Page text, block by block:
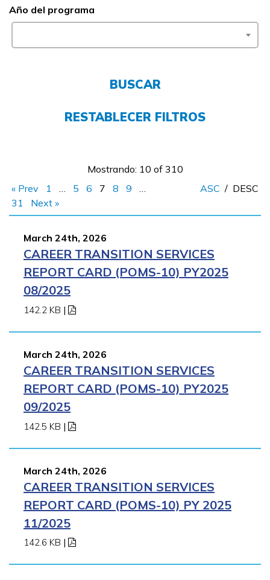
CONECTARSE
COMIENZA YA
Año del programa
BUSCAR
RESTABLECER FILTROS
Mostrando: 10 of 310
« Prev
1 … 5 6 7 8 9
…
31
Next »
ASC / DESC
March 24th, 2026
CAREER TRANSITION SERVICES
REPORT CARD (POMS-10) PY2025
08/2025
142.2 KB |
March 24th, 2026
CAREER TRANSITION SERVICES
REPORT CARD (POMS-10) PY2025
09/2025
142.5 KB |
March 24th, 2026
CAREER TRANSITION SERVICES
REPORT CARD (POMS-10) PY 2025
11/2025
142.6 KB |